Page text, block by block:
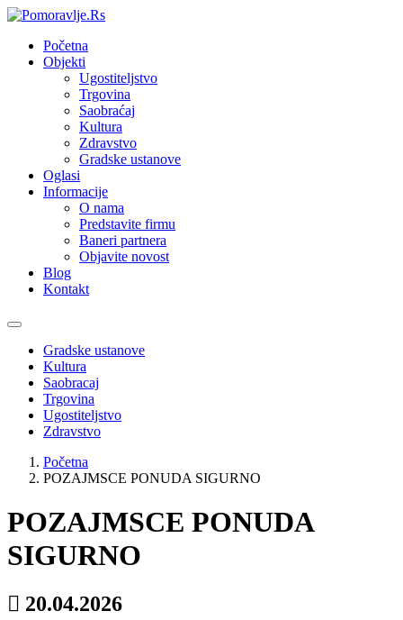
Početna
Objekti
Ugostiteljstvo
Trgovina
Saobraćaj
Kultura
Zdravstvo
Gradske ustanove
Oglasi
Informacije
O nama
Predstavite firmu
Baneri partnera
Objavite novost
Blog
Kontakt
Toggle
navigationGradske ustanove
Kultura
Saobracaj
Trgovina
Ugostiteljstvo
Zdravstvo
Početna
POZAJMSCE PONUDA SIGURNO
POZAJMSCE PONUDA
SIGURNO
20.04.2026